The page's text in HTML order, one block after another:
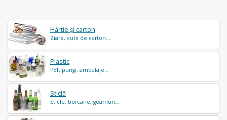
Hârtie și carton
Ziare, cutii de carton...
Plastic
PET, pungi, ambalaje...
Sticlă
Sticle, borcane, geamuri...